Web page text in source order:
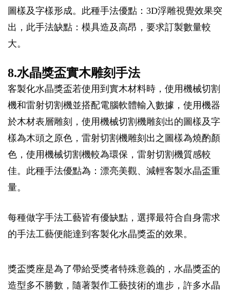
圖樣及字樣形成。此種手法優點：3D浮雕視覺效果突
出，此手法缺點：模具造及高昂，要求訂製數量較
大。
8.水晶獎盃實木雕刻手法
客製化水晶獎盃若使用到實木材料時，使用機械切割
機和雷射切割機並搭配電腦軟體輸入數據，使用機器
於木材表層雕刻，使用機械切割機雕刻出的圖樣及字
樣為木頭之原色，雷射切割機雕刻出之圖樣為燒酌顏
色，使用機械切割機較為環保，雷射切割機質感較
佳。此種手法優點為：漂亮美觀、減輕客製水晶盃重
量。
每種做字手法工藝皆有優缺點，選擇最符合自身需求
的手法工藝便能達到客製化水晶獎盃的效果。
獎盃獎座是為了帶給受獎者特殊意義的，水晶獎盃的
造型多不勝數，隨著製作工藝技術的進步，許多水晶